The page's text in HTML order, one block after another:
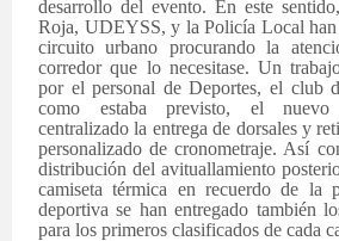
desarrollo del evento. En este
Roja, UDEYSS, y la Policía Local han
circuito urbano procurando la
corredor que lo necesitase. Un
por el personal de Deportes, el club
como estaba previsto, el nuevo
centralizado la entrega de dorsales y
personalizado de cronometraje. Así
distribución del avituallamiento
camiseta térmica en recuerdo de la
deportiva se han entregado también
para los primeros clasificados de cada